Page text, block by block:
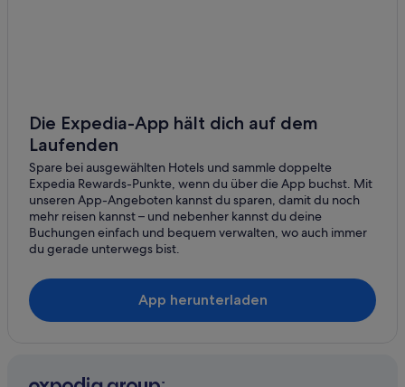
Hollywood Hills West: Hotels
Business in Hollywood
Historische in Hollywood
Hotels mit Restaurant in Hollywood
Independent Hotels in Hollywood
Hotels mit Aussicht in Hollywood
Loews Hotels in Hollywood
Hotels nahe Hollywood Walk of Fame
Laurel Canyon: Hotels
Die Expedia-App hält dich auf dem
Laufenden
Spare bei ausgewählten Hotels und sammle doppelte
Expedia Rewards-Punkte, wenn du über die App buchst. Mit
unseren App-Angeboten kannst du sparen, damit du noch
mehr reisen kannst – und nebenher kannst du deine
Buchungen einfach und bequem verwalten, wo auch immer
du gerade unterwegs bist.
App herunterladen